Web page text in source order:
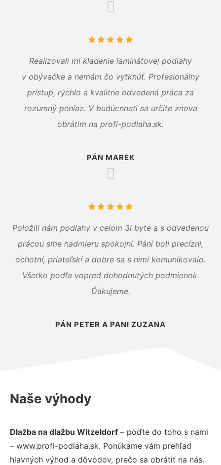
Realizovali mi kladenie laminátovej podlahy
v obývačke a nemám čo vytknúť. Profesionálny
prístup, rýchlo a kvalitne odvedená práca za
rozumný peniaz. V budúcnosti sa určite znova
obrátim na profi-podlaha.sk.
PÁN MAREK
Položili nám podlahy v celom 3i byte a s odvedenou
prácou sme nadmieru spokojní. Páni boli precízni,
ochotní, priateľskí a dobre sa s nimi komunikovalo.
Všetko podľa vopred dohodnutých podmienok.
Ďakujeme.
PÁN PETER A PANI ZUZANA
Naše výhody
Dlažba na dlažbu Witzeldorf – poďte do toho s nami
– www.profi-podlaha.sk. Ponúkame vám prehľad
hlavných výhod a dôvodov, prečo sa obrátiť na nás.